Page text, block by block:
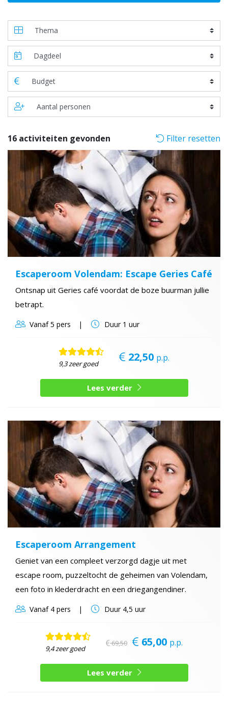
16 activiteiten gevonden Filter resetten
Escaperoom Volendam: Escape Geries Café
Ontsnap uit Geries café voordat de boze buurman jullie
betrapt.
Vanaf5 pers Duur1 uur
9,3 zeer goed 22,50 p.p.
Lees verder
Escaperoom Arrangement
Geniet van een compleet verzorgd dagje uit met
escape room, puzzeltocht de geheimen van Volendam,
een foto in klederdracht en een driegangendiner.
Vanaf4 pers Duur4,5 uur
9,4 zeer goed
69,50 65,00 p.p.
Lees verder